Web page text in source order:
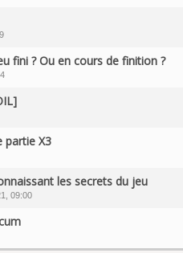
fini ? Ou en cours de finition ?
partie X3
les secrets du jeu
09:00